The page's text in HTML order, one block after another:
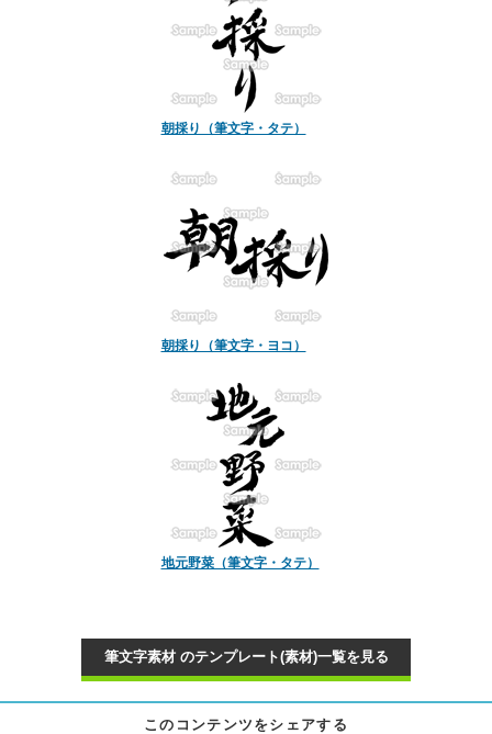
朝採り（筆文字・タテ）
朝採り（筆文字・ヨコ）
地元野菜（筆文字・タテ）
筆文字素材 のテンプレート(素材)一覧を見る
このコンテンツをシェアする